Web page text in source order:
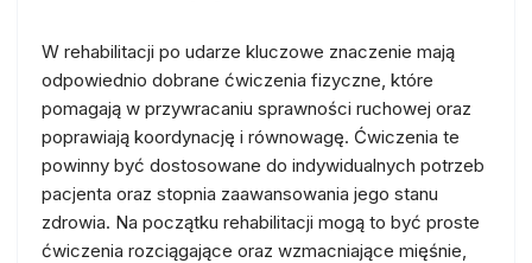
W rehabilitacji po udarze kluczowe znaczenie mają
odpowiednio dobrane ćwiczenia fizyczne, które
pomagają w przywracaniu sprawności ruchowej oraz
poprawiają koordynację i równowagę. Ćwiczenia te
powinny być dostosowane do indywidualnych potrzeb
pacjenta oraz stopnia zaawansowania jego stanu
zdrowia. Na początku rehabilitacji mogą to być proste
ćwiczenia rozciągające oraz wzmacniające mięśnie,